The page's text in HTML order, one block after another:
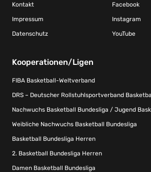
Kontakt
Impressum
Datenschutz
Facebook
Instagram
YouTube
Kooperationen/Ligen
FIBA Basketball-Weltverband
DRS – Deutscher Rollstuhlsportverband
Nachwuchs Basketball Bundesliga / Jugend
Weibliche Nachwuchs Basketball Bundesliga
Basketball Bundesliga Herren
2. Basketball Bundesliga Herren
Damen Basketball Bundesliga